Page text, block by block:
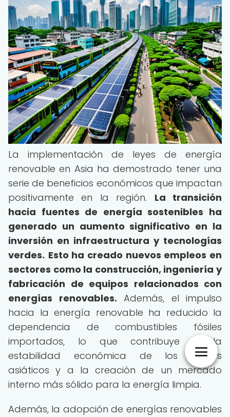
La implementación de leyes de energía
renovable en Asia ha demostrado tener una
serie de beneficios económicos que impactan
positivamente en la región. La transición
hacia fuentes de energía sostenibles ha
generado un aumento significativo en la
inversión en infraestructura y tecnologías
verdes. Esto ha creado nuevos empleos en
sectores como la construcción, ingeniería y
fabricación de equipos relacionados con
energías renovables. Además, el impulso
hacia la energía renovable ha reducido la
dependencia de combustibles fósiles
importados, lo que contribuye a la
estabilidad económica de los países
asiáticos y a la creación de un mercado
interno más sólido para la energía limpia.
Además, la adopción de energías renovables